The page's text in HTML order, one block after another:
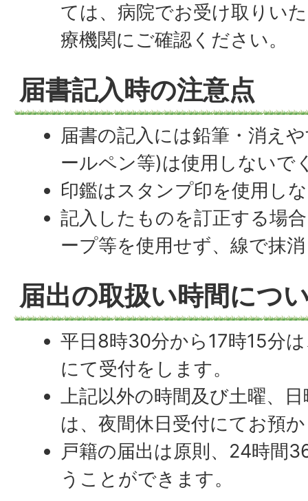
ては、病院でお受け取りい
療機関にご確認ください。
届書記入時の注意点
届書の記入には鉛筆・消え
ールペン等)は使用しないで
印鑑はスタンプ印を使用し
記入したものを訂正する場
ープ等を使用せず、線で抹
届出の取扱い時間につ
平日8時30分から17時15分
にて受付をします。
上記以外の時間及び土曜、
は、夜間休日受付にてお預
戸籍の届出は原則、24時間
うことができます。